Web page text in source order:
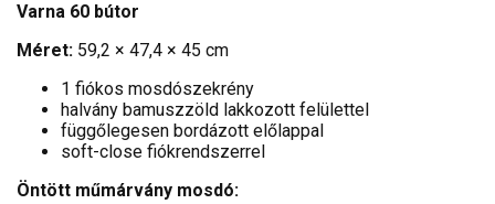
Varna 60 bútor
Méret: 59,2 × 47,4 × 45 cm
1 fiókos mosdószekrény
halvány bamuszzöld lakkozott felülettel
függőlegesen bordázott előlappal
soft-close fiókrendszerrel
Öntött műmárvány mosdó: